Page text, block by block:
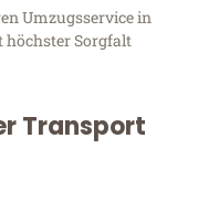
Umzugsservice in
höchster Sorgfalt
Transport